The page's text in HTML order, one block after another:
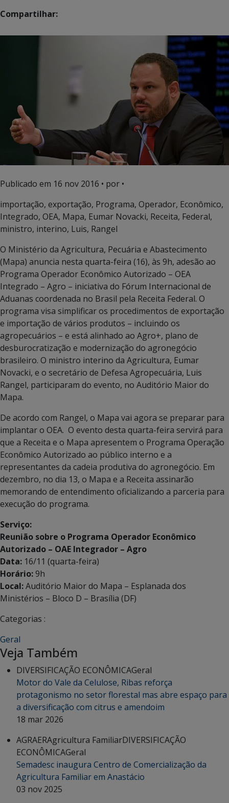
Compartilhar:
Publicado em 16 nov 2016 • por •
importação, exportação, Programa, Operador, Econômico,
Integrado, OEA, Mapa, Eumar Novacki, Receita, Federal,
ministro, interino, Luis, Rangel
O Ministério da Agricultura, Pecuária e Abastecimento
(Mapa) anuncia nesta quarta-feira (16), às 9h, adesão ao
Programa Operador Econômico Autorizado – OEA
Integrado – Agro – iniciativa do Fórum Internacional de
Aduanas coordenada no Brasil pela Receita Federal. O
programa visa simplificar os procedimentos de exportação
e importação de vários produtos – incluindo os
agropecuários – e está alinhado ao Agro+, plano de
desburocratização e modernização do agronegócio
brasileiro. O ministro interino da Agricultura, Eumar
Novacki, e o secretário de Defesa Agropecuária, Luis
Rangel, participaram do evento, no Auditório Maior do
Mapa.
De acordo com Rangel, o Mapa vai agora se preparar para
implantar o OEA. O evento desta quarta-feira servirá para
que a Receita e o Mapa apresentem o Programa Operação
Econômico Autorizado ao público interno e a
representantes da cadeia produtiva do agronegócio. Em
dezembro, no dia 13, o Mapa e a Receita assinarão
memorando de entendimento oficializando a parceria para
execução do programa.
Serviço:
Reunião sobre o Programa Operador Econômico
Autorizado – OAE Integrador – Agro
Data: 16/11 (quarta-feira)
Horário:9h
Local:Auditório Maior do Mapa – Esplanada dos
Ministérios – Bloco D – Brasília (DF)
Categorias :
Geral
Veja Também
DIVERSIFICAÇÃO ECONÔMICAGeral
Motor do Vale da Celulose, Ribas reforça
protagonismo no setor florestal mas abre espaço para
a diversificação com citrus e amendoim
18 mar 2026
AGRAERAgricultura FamiliarDIVERSIFICAÇÃO
ECONÔMICAGeral
Semadesc inaugura Centro de Comercialização da
Agricultura Familiar em Anastácio
03 nov 2025